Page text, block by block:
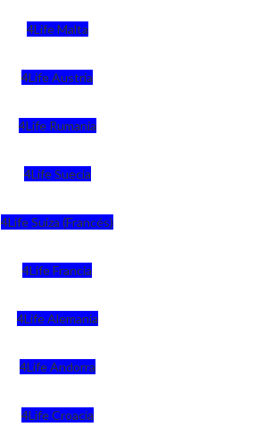
4Life Malta
4Life Austria
4Life Rumania
4Life Suecia
4Life Suiza (Francés)
4Life Francia
4Life Alemania
4Life Andorra
4Life Croacia